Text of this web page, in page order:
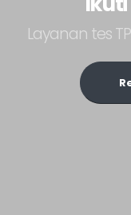
Layanan tes